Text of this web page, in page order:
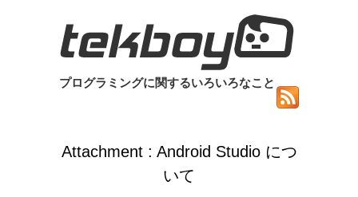
プログラミングに関するいろいろなこと
Attachment : Android Studio につ
いて